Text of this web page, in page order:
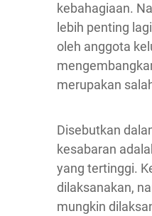
kebahagiaan.
lebih penting
oleh anggota
merupakan
Disebutkan
kesabaran
yang tertinggi.
dilaksanakan,
mungkin